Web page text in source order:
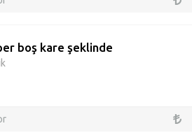
boş kare şeklinde